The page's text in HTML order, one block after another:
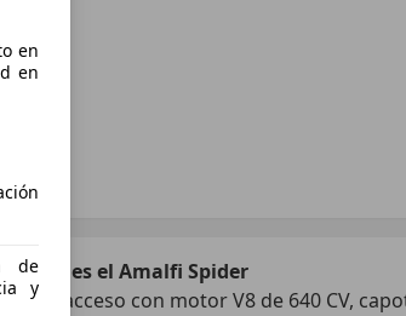
en
en
de
y
así es el Amalfi Spider
de acceso con motor V8 de 640 CV,